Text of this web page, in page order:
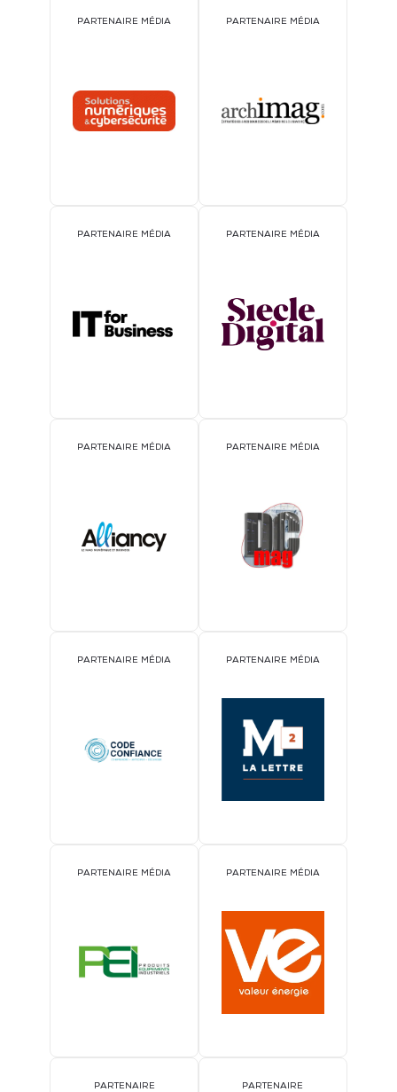
PARTENAIRE MÉDIA PARTENAIRE MÉDIA
PARTENAIRE MÉDIA PARTENAIRE MÉDIA
PARTENAIRE MÉDIA PARTENAIRE MÉDIA
PARTENAIRE MÉDIA PARTENAIRE MÉDIA
PARTENAIRE MÉDIA PARTENAIRE MÉDIA
PARTENAIRE
PARTENAIRE